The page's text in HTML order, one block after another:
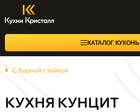
КАТАЛОГ КУХОНЬ
С барной стойкой
КУХНЯ КУНЦИТ